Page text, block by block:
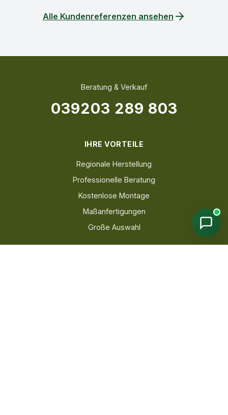
Alle Kundenreferenzen ansehen
Beratung & Verkauf
039203 289 803
IHRE VORTEILE
Regionale Herstellung
Professionelle Beratung
Kostenlose Montage
Maßanfertigungen
Große Auswahl